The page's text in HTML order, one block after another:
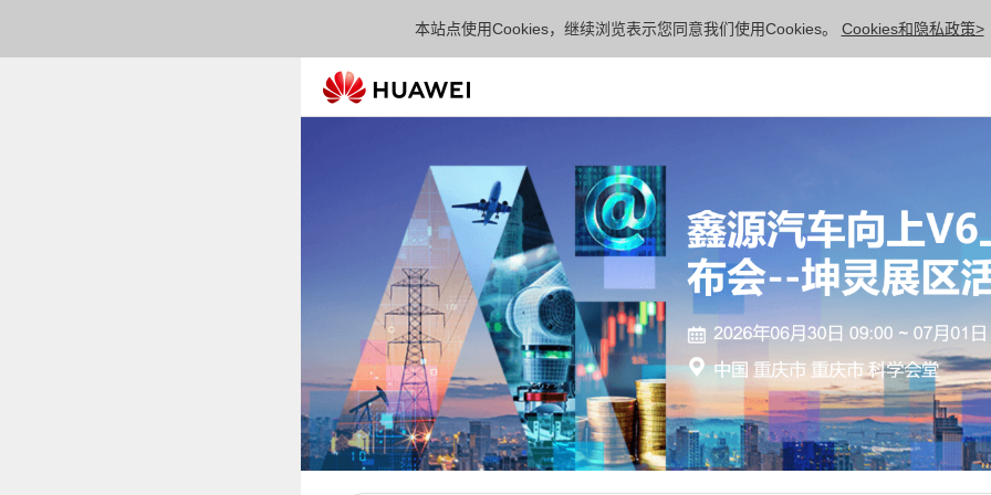
本站点使用Cookies，继续浏览表示您同意我们使用Cookies。 Cookies和隐私政策>